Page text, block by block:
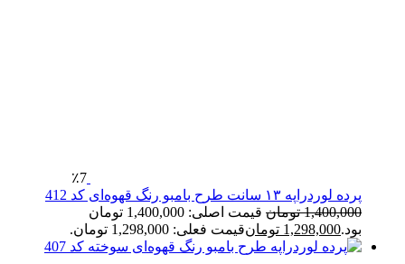
٪7
پرده لوردراپه ۱۳ سانت طرح بامبو رنگ قهوه‌ای کد 412
1,400,000 تومان
قیمت اصلی: 1,400,000 تومان
بود.1,298,000 تومانقیمت فعلی: 1,298,000 تومان.